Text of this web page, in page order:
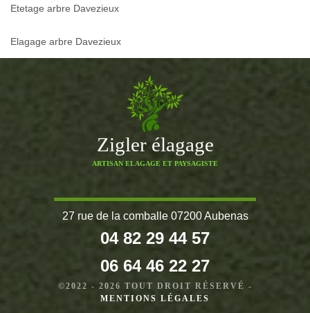
Etetage arbre Davezieux
Elagage arbre Davezieux
Zigler élagage
ARTISAN ELAGAGE ET PAYSAGISTE
27 rue de la comballe 07200 Aubenas
04 82 29 44 57
06 64 46 22 27
©2022 - 2026 TOUT DROIT RÉSERVÉ -
MENTIONS LÉGALES